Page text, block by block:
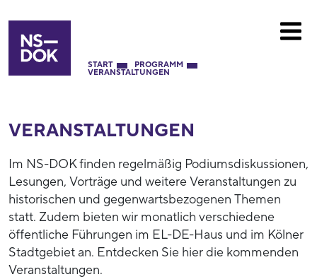
START PROGRAMM
VERANSTALTUNGEN
VERANSTALTUNGEN
Im NS-DOK finden regelmäßig Podiumsdiskussionen,
Lesungen, Vorträge und weitere Veranstaltungen zu
historischen und gegenwartsbezogenen Themen
statt. Zudem bieten wir monatlich verschiedene
öffentliche Führungen im EL-DE-Haus und im Kölner
Stadtgebiet an. Entdecken Sie hier die kommenden
Veranstaltungen.